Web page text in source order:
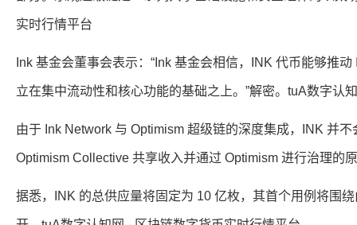
实时行情平台
Ink 基金会董事会表示：“Ink 基金会相信，INK 代币能够推
立在集中流动性和核心功能的基础之上。”解密。tuA数字认
由于 Ink Network 与 Optimism 超级链的深度集成，INK 并
Optimism Collective 共享收入并通过 Optimism 进行治理的
据悉，INK 的总供应量将固定为 10 亿枚，其首个用例将围